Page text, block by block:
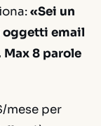
«Sei un
oggetti email
8 parole
mese per